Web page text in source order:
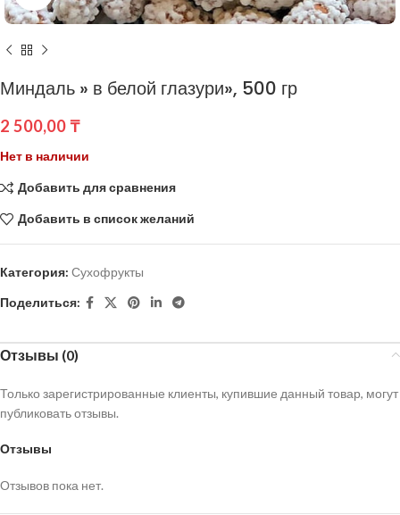
Миндаль » в белой глазури», 500 гр
2 500,00 ₸
Нет в наличии
Добавить для сравнения
Добавить в список желаний
Категория: Сухофрукты
Поделиться:
Отзывы (0)
Отзывы
Отзывов пока нет.
Только зарегистрированные клиенты, купившие данный товар, могут
публиковать отзывы.